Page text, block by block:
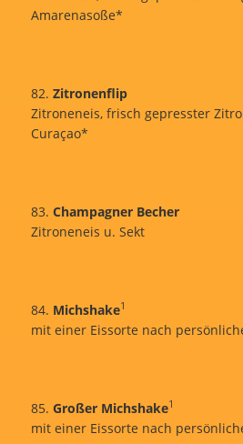
Amarenasoße*
82.Zitronenflip
Zitroneneis, frisch gepresster
Curaçao*
83.Champagner Becher
Zitroneneis u. Sekt
84. Michshake1
mit einer Eissorte nach
85.Großer Michshake1
mit einer Eissorte nach